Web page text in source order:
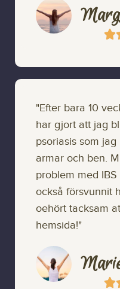

"Efter bara 10
har gjort att jag
psoriasis som
armar och ben.
problem med
också försvunnit
oehört tacksam
hemsida!"
